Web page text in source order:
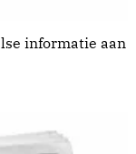
informatie aan